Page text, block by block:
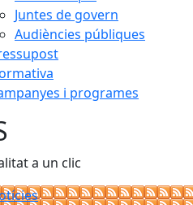
Juntes de govern
Audiències públiques
i programes
a un clic